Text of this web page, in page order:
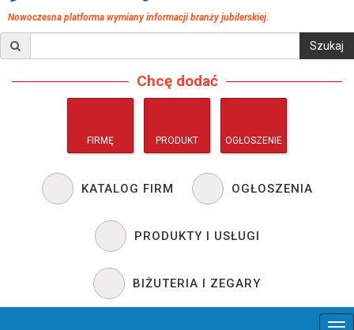
Nowoczesna platforma wymiany informacji branży jubilerskiej.
Chcę dodać
FIRMĘ PRODUKT OGŁOSZENIE
KATALOG FIRM OGŁOSZENIA
PRODUKTY I USŁUGI
BIŻUTERIA I ZEGARY